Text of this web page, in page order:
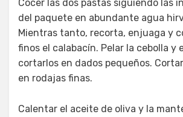
Cocer las dos pastas siguiendo las
del paquete en abundante agua
Mientras tanto, recorta, enjuaga y
finos el calabacín. Pelar la cebolla y
cortarlos en dados pequeños.
en rodajas finas.
Calentar el aceite de oliva y la